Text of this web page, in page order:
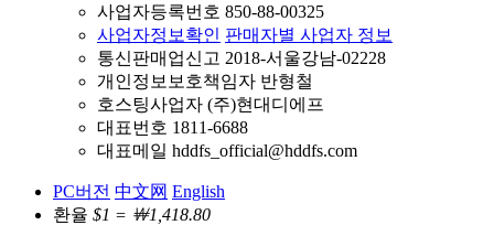
사업자등록번호 850-88-00325
사업자정보확인 판매자별 사업자 정보
통신판매업신고 2018-서울강남-02228
개인정보보호책임자 반형철
호스팅사업자 (주)현대디에프
대표번호 1811-6688
대표메일 hddfs_official@hddfs.com
PC버전 中文网 English
환율 $1 = ￦1,418.80